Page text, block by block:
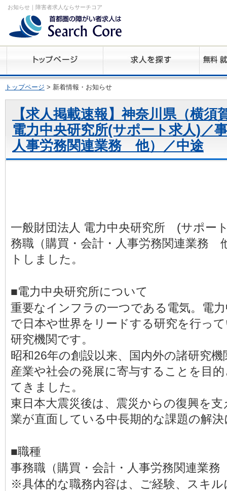
お知らせ｜障害者求人ならサーチコア
トップページ > 新着情報・お知らせ
【求人掲載速報】神奈川県（横須
電力中央研究所(サポート求人)／
人事労務関連業務 他）／中途
一般財団法人 電力中央研究所 (サポ
務職（購買・会計・人事労務関連業務
トしました。
■電力中央研究所について
重要なインフラの一つである電気。電
で日本や世界をリードする研究を行っ
研究機関です。
昭和26年の創設以来、国内外の諸研究
産業や社会の発展に寄与することを目
てきました。
東日本大震災後は、震災からの復興を
業が直面している中長期的な課題の解
■職種
事務職（購買・会計・人事労務関連業
※具体的な職務内容は、ご経験、スキ